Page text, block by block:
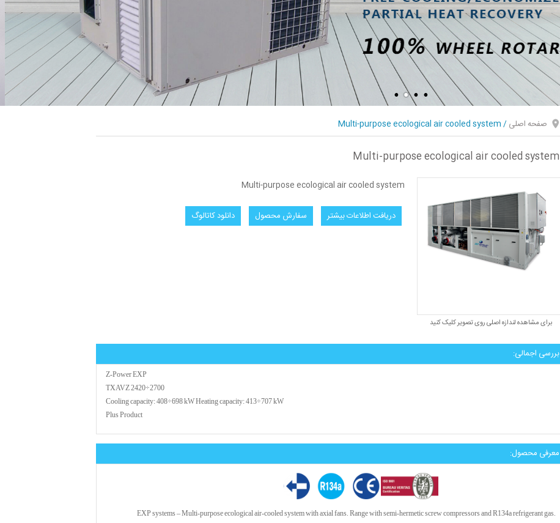
صفحه اصلی/
Multi-purpose ecological air cooled system
Multi-purpose ecological air cooled system
برای مشاهده لندازه اصلی روی تصویر کلیک کنید
Multi-purpose ecological air cooled system
دریافت اطلاعات بیشتر سفارش محصول دانلود كاتالوگ
بررسی اجمالی:
Z-Power EXP
TXAVZ 2420÷2700
Cooling capacity: 408÷698 kW Heating capacity: 413÷707 kW
Plus Product
معرفی محصول:
EXP systems – Multi-purpose ecological air-cooled system with axial fans. Range with semi-hermetic screw compressors and R134a refrigerant gas.